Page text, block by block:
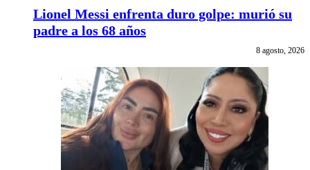
Lionel Messi enfrenta duro golpe: murió su
padre a los 68 años
8 agosto, 2026